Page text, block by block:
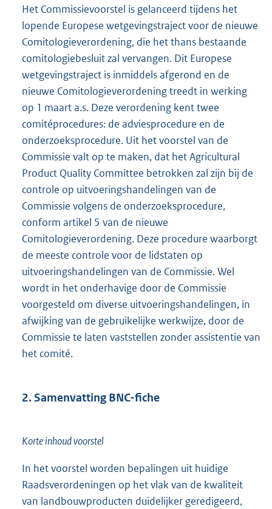
Het Commissievoorstel is gelanceerd tijdens het
lopende Europese wetgevingstraject voor de nieuwe
Comitologieverordening, die het thans bestaande
comitologiebesluit zal vervangen. Dit Europese
wetgevingstraject is inmiddels afgerond en de
nieuwe Comitologieverordening treedt in werking
op 1 maart a.s. Deze verordening kent twee
comitéprocedures: de adviesprocedure en de
onderzoeksprocedure. Uit het voorstel van de
Commissie valt op te maken, dat het Agricultural
Product Quality Committee betrokken zal zijn bij de
controle op uitvoeringshandelingen van de
Commissie volgens de onderzoeksprocedure,
conform artikel 5 van de nieuwe
Comitologieverordening. Deze procedure waarborgt
de meeste controle voor de lidstaten op
uitvoeringshandelingen van de Commissie. Wel
wordt in het onderhavige door de Commissie
voorgesteld om diverse uitvoeringshandelingen, in
afwijking van de gebruikelijke werkwijze, door de
Commissie te laten vaststellen zonder assistentie van
het comité.
2. Samenvatting BNC-fiche
Korte inhoud voorstel
In het voorstel worden bepalingen uit huidige
Raadsverordeningen op het vlak van de kwaliteit
van landbouwproducten duidelijker geredigeerd,